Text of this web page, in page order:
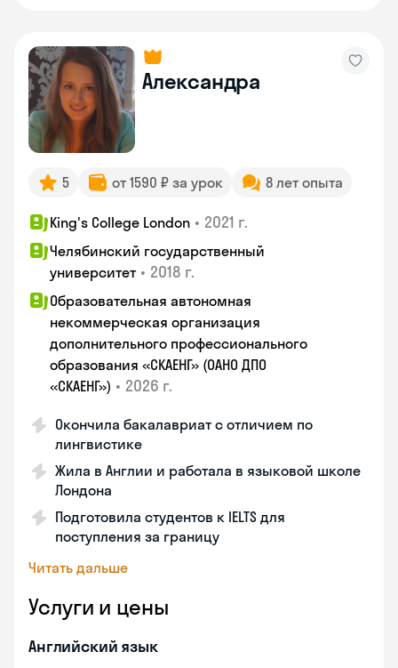
Александра
5 от 1590 ₽ за урок 8 лет опыта
King's College London • 2021 г.
Челябинский государственный
университет • 2018 г.
Образовательная автономная
некоммерческая организация
дополнительного профессионального
образования «СКАЕНГ» (ОАНО ДПО
«СКАЕНГ») • 2026 г.
Окончила бакалавриат с отличием по
лингвистике
Жила в Англии и работала в языковой школе
Лондона
Подготовила студентов к IELTS для
поступления за границу
Читать дальше
Услуги и цены
Английский язык